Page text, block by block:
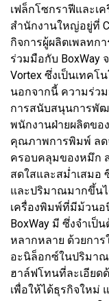
เฟล็กโซกราฟีและเ
สำนักงานใหญ่อยู่ที่
กิจการผู้ผลิตเพลทก
ร่วมมือกับ BoxWay
Vortex ซึ่งเป็นเทคโ
นอกจากนี้ ความร่ว
การสนับสนุนการพั
พนักงานฝ่ายผลิตขอ
คุณภาพการพิมพ์ ลด
ครอบคลุมของหมึก
สดใสและสม่ำเสมอ
และปริมาณมากขึ้นไ
เครื่องพิมพ์ที่มีม้วนอ
BoxWay มี ซึ่งจำเป็
หลากหลาย ด้วยการ
อะนิล็อกซ์ในปริมา
ฮาล์ฟโทนที่ละเอียด
เพื่อให้ได้ธุรกิจใหม่